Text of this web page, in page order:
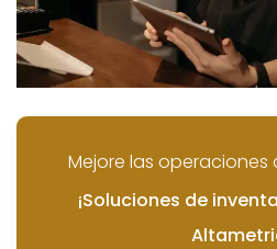
Mejore las operaciones
¡Soluciones de